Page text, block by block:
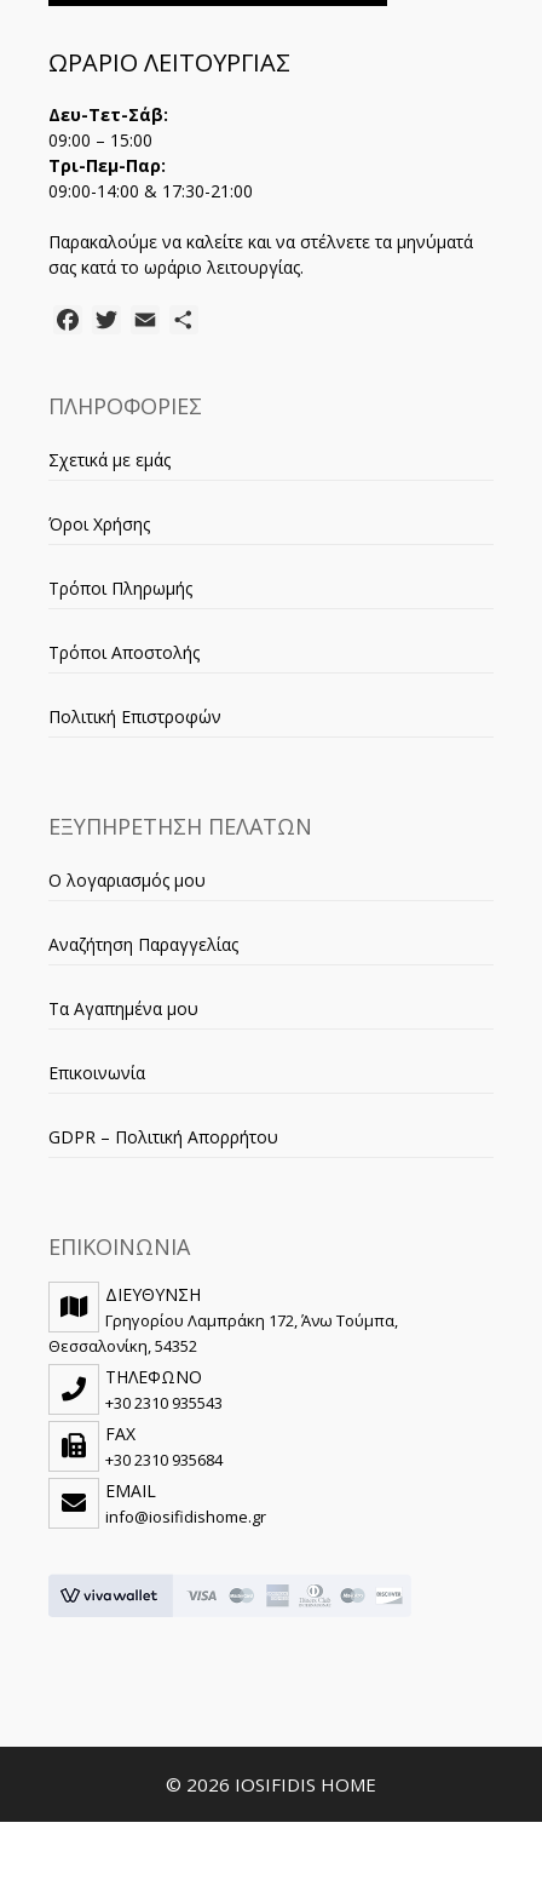
ΩΡΑΡΙΟ ΛΕΙΤΟΥΡΓΙΑΣ
Δευ-Τετ-Σάβ:
09:00 – 15:00
Τρι-Πεμ-Παρ:
09:00-14:00 & 17:30-21:00
Παρακαλούμε να καλείτε και να στέλνετε τα μηνύματά
σας κατά το ωράριο λειτουργίας.
FacebookTwitter
Email
ΠΛΗΡΟΦΟΡΙΕΣ
Σχετικά με εμάς
Όροι Χρήσης
Τρόποι Πληρωμής
Τρόποι Αποστολής
Πολιτική Επιστροφών
ΕΞΥΠΗΡΕΤΗΣΗ ΠΕΛΑΤΩΝ
Ο λογαριασμός μου
Αναζήτηση Παραγγελίας
Τα Αγαπημένα μου
Επικοινωνία
GDPR – Πολιτική Απορρήτου
ΕΠΙΚΟΙΝΩΝΙΑ
ΔΙΕΥΘΥΝΣΗ
Γρηγορίου Λαμπράκη 172, Άνω Τούμπα,
Θεσσαλονίκη, 54352
ΤΗΛΕΦΩΝΟ
+30 2310 935543
FAX
+30 2310 935684
EMAIL
info@iosifidishome.gr
© 2026 IOSIFIDIS HOME